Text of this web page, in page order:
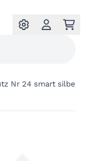
Nr 24 smart silbe